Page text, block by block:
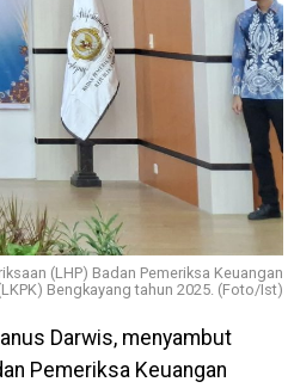
(LHP) Badan Pemeriksa Keuangan
Bengkayang tahun 2025. (Foto/Ist)
Darwis, menyambut
Pemeriksa Keuangan